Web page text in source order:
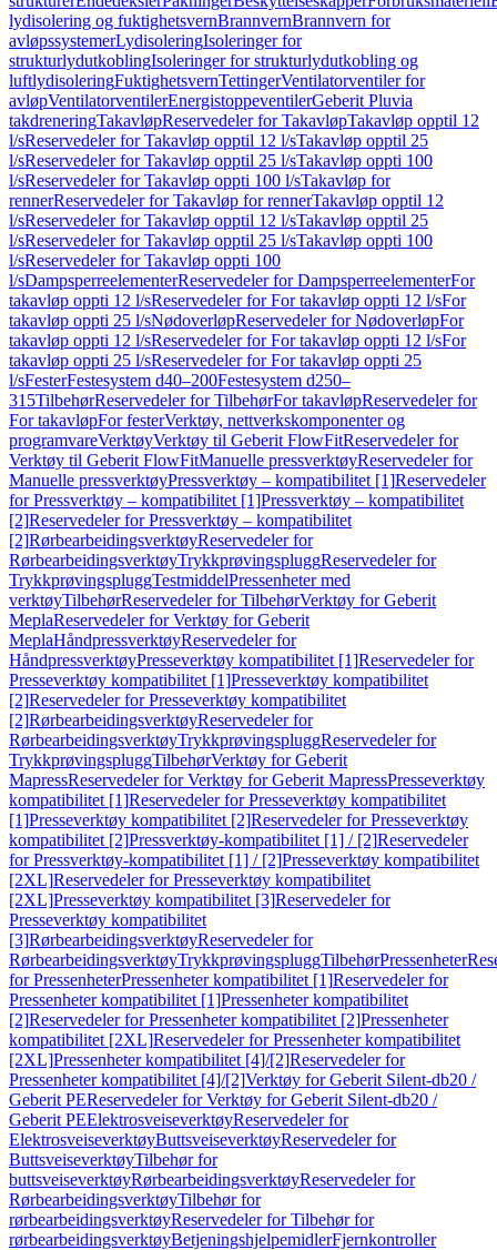
lydisolering og fuktighetsvernBrannvernBrannvern for
avløpssystemerLydisoleringIsoleringer for
strukturlydutkoblingIsoleringer for strukturlydutkobling og
luftlydisoleringFuktighetsvernTettingerVentilatorventiler for
avløpVentilatorventilerEnergistoppeventilerGeberit Pluvia
takdreneringTakavløpReservedeler for TakavløpTakavløp opptil 12
l/sReservedeler for Takavløp opptil 12 l/sTakavløp opptil 25
l/sReservedeler for Takavløp opptil 25 l/sTakavløp oppti 100
l/sReservedeler for Takavløp oppti 100 l/sTakavløp for
rennerReservedeler for Takavløp for rennerTakavløp opptil 12
l/sReservedeler for Takavløp opptil 12 l/sTakavløp opptil 25
l/sReservedeler for Takavløp opptil 25 l/sTakavløp oppti 100
l/sReservedeler for Takavløp oppti 100
l/sDampsperreelementerReservedeler for DampsperreelementerFor
takavløp oppti 12 l/sReservedeler for For takavløp oppti 12 l/sFor
takavløp oppti 25 l/sNødoverløpReservedeler for NødoverløpFor
takavløp oppti 12 l/sReservedeler for For takavløp oppti 12 l/sFor
takavløp oppti 25 l/sReservedeler for For takavløp oppti 25
l/sFesterFestesystem d40–200Festesystem d250–
315TilbehørReservedeler for TilbehørFor takavløpReservedeler for
For takavløpFor festerVerktøy, nettverkskomponenter og
programvareVerktøyVerktøy til Geberit FlowFitReservedeler for
Verktøy til Geberit FlowFitManuelle pressverktøyReservedeler for
Manuelle pressverktøyPressverktøy – kompatibilitet [1]Reservedeler
for Pressverktøy – kompatibilitet [1]Pressverktøy – kompatibilitet
[2]Reservedeler for Pressverktøy – kompatibilitet
[2]RørbearbeidingsverktøyReservedeler for
RørbearbeidingsverktøyTrykkprøvingspluggReservedeler for
TrykkprøvingspluggTestmiddelPressenheter med
verktøyTilbehørReservedeler for TilbehørVerktøy for Geberit
MeplaReservedeler for Verktøy for Geberit
MeplaHåndpressverktøyReservedeler for
HåndpressverktøyPresseverktøy kompatibilitet [1]Reservedeler for
Presseverktøy kompatibilitet [1]Presseverktøy kompatibilitet
[2]Reservedeler for Presseverktøy kompatibilitet
[2]RørbearbeidingsverktøyReservedeler for
RørbearbeidingsverktøyTrykkprøvingspluggReservedeler for
TrykkprøvingspluggTilbehørVerktøy for Geberit
MapressReservedeler for Verktøy for Geberit MapressPresseverktøy
kompatibilitet [1]Reservedeler for Presseverktøy kompatibilitet
[1]Presseverktøy kompatibilitet [2]Reservedeler for Presseverktøy
kompatibilitet [2]Pressverktøy-kompatibilitet [1] / [2]Reservedeler
for Pressverktøy-kompatibilitet [1] / [2]Presseverktøy kompatibilitet
[2XL]Reservedeler for Presseverktøy kompatibilitet
[2XL]Presseverktøy kompatibilitet [3]Reservedeler for
Presseverktøy kompatibilitet
[3]RørbearbeidingsverktøyReservedeler for
RørbearbeidingsverktøyTrykkprøvingspluggTilbehørPressenheter
for PressenheterPressenheter kompatibilitet [1]Reservedeler for
Pressenheter kompatibilitet [1]Pressenheter kompatibilitet
[2]Reservedeler for Pressenheter kompatibilitet [2]Pressenheter
kompatibilitet [2XL]Reservedeler for Pressenheter kompatibilitet
[2XL]Pressenheter kompatibilitet [4]/[2]Reservedeler for
Pressenheter kompatibilitet [4]/[2]Verktøy for Geberit Silent-db20 /
Geberit PEReservedeler for Verktøy for Geberit Silent-db20 /
Geberit PEElektrosveiseverktøyReservedeler for
ElektrosveiseverktøyButtsveiseverktøyReservedeler for
ButtsveiseverktøyTilbehør for
buttsveiseverktøyRørbearbeidingsverktøyReservedeler for
RørbearbeidingsverktøyTilbehør for
rørbearbeidingsverktøyReservedeler for Tilbehør for
rørbearbeidingsverktøyBetjeningshjelpemidlerFjernkontroller